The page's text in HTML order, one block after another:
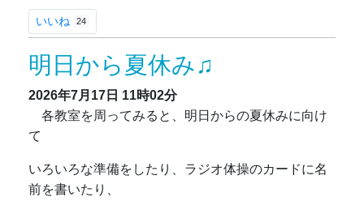
いいね 24
明日から夏休み♫
2026年7月17日 11時02分
各教室を周ってみると、明日からの夏休みに向け
て
いろいろな準備をしたり、ラジオ体操のカードに名
前を書いたり、